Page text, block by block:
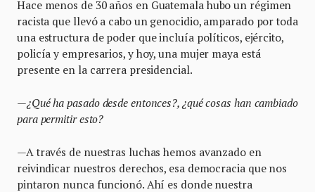
Hace menos de 30 años en Guatemala hubo un régimen
racista que llevó a cabo un genocidio, amparado por toda
una estructura de poder que incluía políticos, ejército,
policía y empresarios, y hoy, una mujer maya está
presente en la carrera presidencial.
—¿Qué ha pasado desde entonces?, ¿qué cosas han cambiado
para permitir esto?
—A través de nuestras luchas hemos avanzado en
reivindicar nuestros derechos, esa democracia que nos
pintaron nunca funcionó. Ahí es donde nuestra